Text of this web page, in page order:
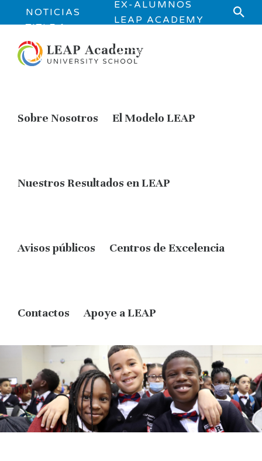
NOTICIAS
TITLE 1
INFORMATI
ON
EX-ALUMNOS
LEAP ACADEMY
OPPORTUNITIES
Sobre Nosotros El Modelo LEAP
Nuestros Resultados en LEAP
Avisos públicos Centros de Excelencia
Contactos Apoye a LEAP